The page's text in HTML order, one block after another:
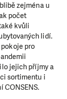
zejména u
počet
kvůli
lidí.
pro
jejich příjmy a
sortimentu i
CONSENS.